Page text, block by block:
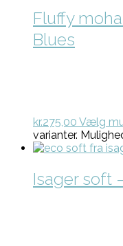
Fluffy
Blues
kr.275,00 Vælg
varianter.
Isager soft